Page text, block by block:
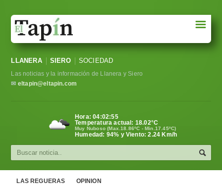
Sociedad
Política
Cultura
☰
LLANERA SIERO SOCIEDAD
Las noticias y la información de Llanera y Siero
✉ eltapin@eltapin.com
Hora:04:02:55
Temperatura actual: 18.02°C
Muy Nuboso (Max.18.86ºC - Min.17.45ºC)
Humedad: 94% y Viento: 2.24 Km/h
LAS REGUERAS OPINION